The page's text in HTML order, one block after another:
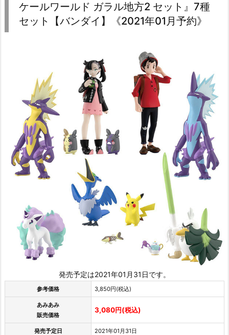
ケールワールド ガラル地方2 セット』7種
セット【バンダイ】《2021年01月予約》
発売予定は2021年01月31日です。
参考価格 3,850円(税込)
あみあみ
販売価格
3,080円(税込)
発売予定日 2021年01月31日